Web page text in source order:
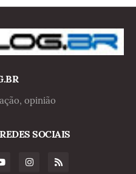
opinião
SOCIAIS